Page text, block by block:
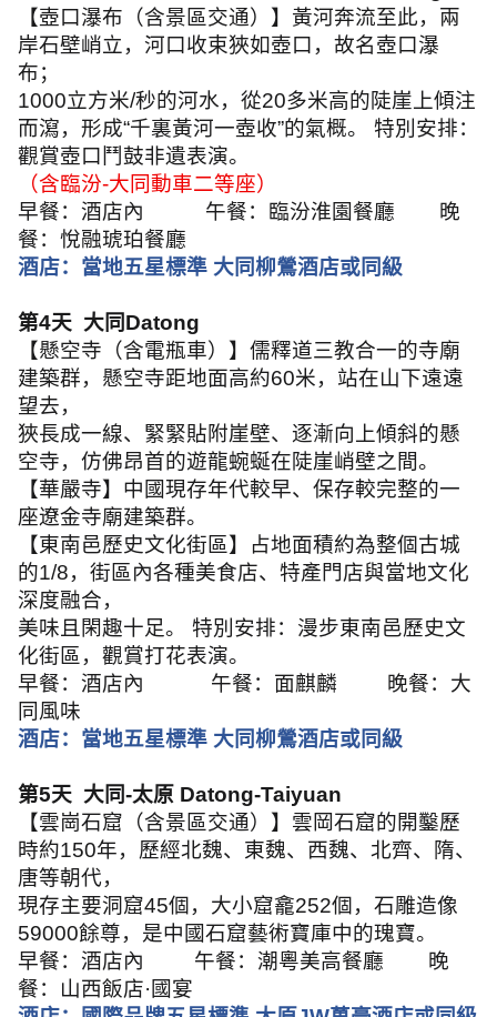
【壺口瀑布（含景區交通）】黃河奔流至此，兩
岸石壁峭立，河口收束狹如壺口，故名壺口瀑
布；
1000立方米/秒的河水，從20多米高的陡崖上傾注
而瀉，形成“千裏黃河一壺收”的氣概。 特別安排：
觀賞壺口鬥鼓非遺表演。
（含臨汾-大同動車二等座）
早餐：酒店內
午餐：臨汾淮園餐廳
晚
餐：悅融琥珀餐廳
酒店：當地五星標準 大同柳鶯酒店或同級
第4天 大同Datong
【懸空寺（含電瓶車）】儒釋道三教合一的寺廟
建築群，懸空寺距地面高約60米，站在山下遠遠
望去，
狹長成一線、緊緊貼附崖壁、逐漸向上傾斜的懸
空寺，仿佛昂首的遊龍蜿蜒在陡崖峭壁之間。
【華嚴寺】中國現存年代較早、保存較完整的一
座遼金寺廟建築群。
【東南邑歷史文化街區】占地面積約為整個古城
的1/8，街區內各種美食店、特產門店與當地文化
深度融合，
美味且閑趣十足。 特別安排：漫步東南邑歷史文
化街區，觀賞打花表演。
早餐：酒店內
午餐：面麒麟
晚餐：大
同風味
酒店：當地五星標準 大同柳鶯酒店或同級
第5天 大同-太原 Datong-Taiyuan
【雲崗石窟（含景區交通）】雲岡石窟的開鑿歷
時約150年，歷經北魏、東魏、西魏、北齊、隋、
唐等朝代，
現存主要洞窟45個，大小窟龕252個，石雕造像
59000餘尊，是中國石窟藝術寶庫中的瑰寶。
早餐：酒店內
午餐：潮粵美高餐廳
晚
餐：山西飯店·國宴